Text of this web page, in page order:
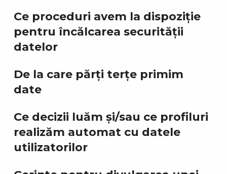
Ce proceduri avem la dispoziție
pentru încălcarea securității
datelor
De la care părți terțe primim
date
Ce decizii luăm și/sau ce profiluri
realizăm automat cu datele
utilizatorilor